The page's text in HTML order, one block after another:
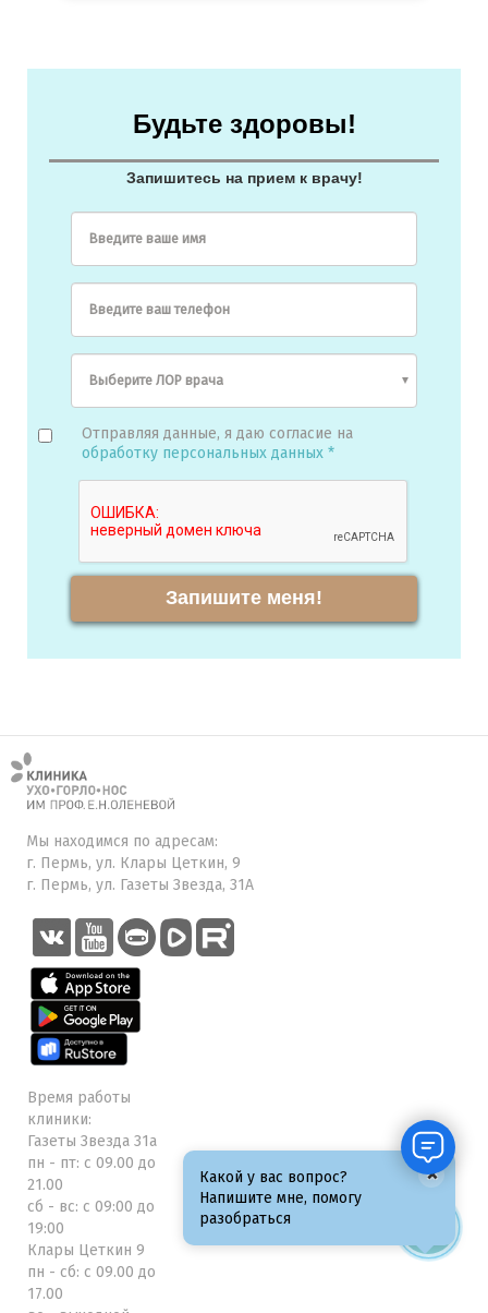
Будьте здоровы!
Запишитесь на прием к врачу!
Введите ваше имя
Введите ваш телефон
Отправляя данные, я даю согласие на
обработку персональных данных *
Запишите меня!
Мы находимся по адресам:
г. Пермь, ул. Клары Цеткин, 9
г. Пермь, ул. Газеты Звезда, 31А
Время работы
клиники:
Газеты Звезда 31а
пн - пт: с 09.00 до
21.00
сб - вс: с 09:00 до
19:00
Клары Цеткин 9
пн - сб: с 09.00 до
17.00
Какой у вас вопрос?
Напишите мне, помогу
разобраться
×